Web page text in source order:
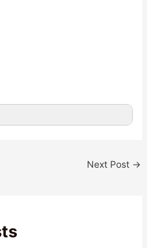
Next Post →